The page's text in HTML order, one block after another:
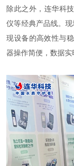
除此之外，连华科
仪等经典产品线。
现设备的高效性与
器操作简便，数据